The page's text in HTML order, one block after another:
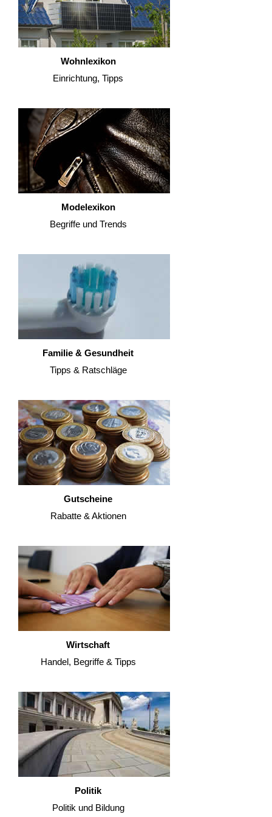
Wohnlexikon
Einrichtung, Tipps
Modelexikon
Begriffe und Trends
Familie & Gesundheit
Tipps & Ratschläge
Gutscheine
Rabatte & Aktionen
Wirtschaft
Handel, Begriffe & Tipps
Politik
Politik und Bildung